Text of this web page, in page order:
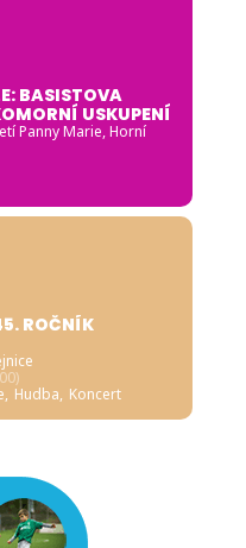
BASISTOVA
USKUPENÍ
Panny Marie, Horní
ROČNÍK
Hudba, Koncert